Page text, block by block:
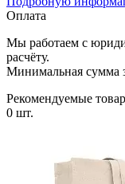
Оплата
Мы работаем с
расчёту.
Минимальная сумма
Рекомендуемые
0 шт.